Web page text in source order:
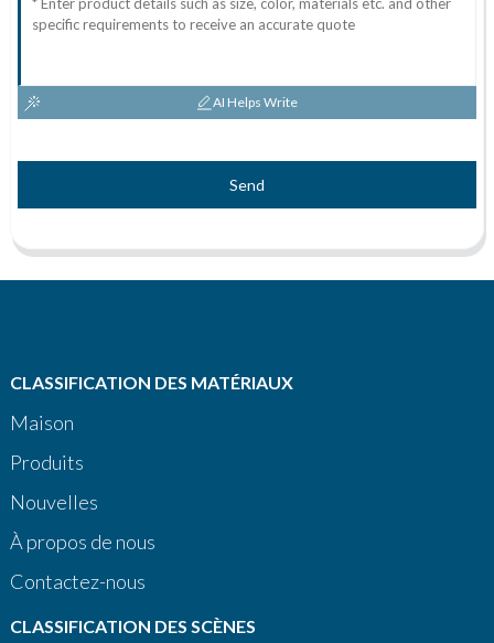
AI Helps Write
Send
CLASSIFICATION DES MATÉRIAUX
Maison
Produits
Nouvelles
À propos de nous
Contactez-nous
CLASSIFICATION DES SCÈNES